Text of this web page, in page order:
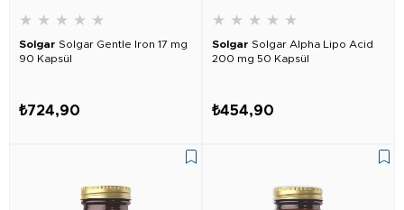
★ ★ ★ ★ ★
Solgar Solgar Gentle Iron 17 mg
90 Kapsül
₺724,90
★ ★ ★ ★ ★
Solgar Solgar Alpha Lipo Acid
200 mg 50 Kapsül
₺454,90